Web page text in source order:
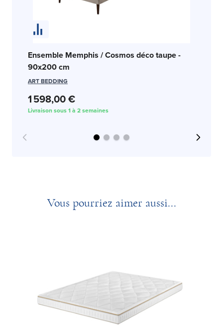
Ensemble Memphis / Cosmos déco taupe -
90x200 cm
ART BEDDING
1 598,00 €
Livraison sous 1 à 2 semaines
Vous pourriez aimer aussi...